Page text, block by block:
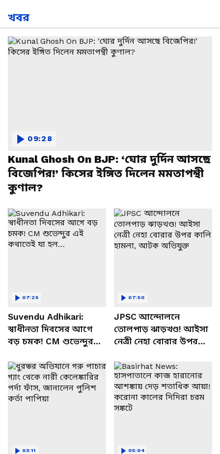
খবর
Kunal Ghosh On BJP: ‘ঘোর দুর্দিন আসছে
বিজেপির!’ কিসের ইঙ্গিত দিলেন মমতাপন্থী
কুণাল?
09:28
Suvendu Adhikari:
স্বাধীনতা দিবসের আগে
বড় চমক! CM শুভেন্দুর
07:25
JPSC আন্দোলনে
তোলপাড় ঝাড়খণ্ড! আইসা
নেত্রী নেহা বোরার উপর
অভিযুক্ত
07:50
03:11 05:04